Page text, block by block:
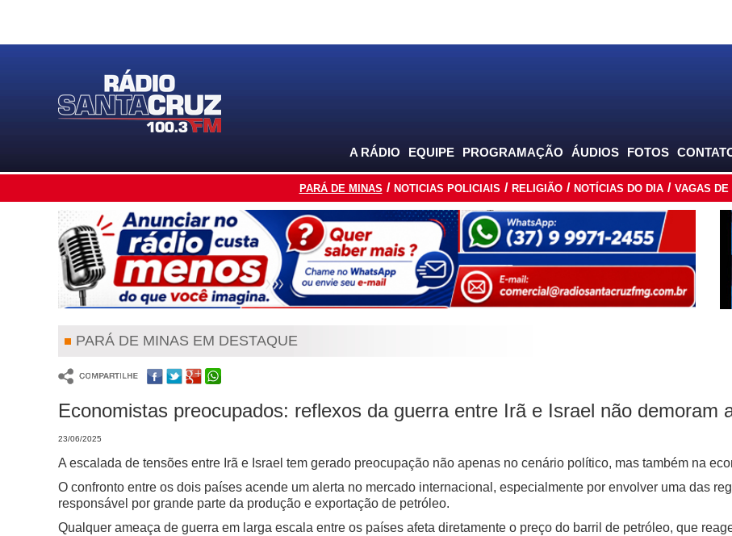
A RÁDIO EQUIPE PROGRAMAÇÃO ÁUDIOS FOTOS
PARÁ DE MINAS NOTICIAS POLICIAIS RELIGIÃO NOTÍCIAS DO DIA VAGAS DE
PARÁ DE MINAS EM DESTAQUE
Economistas preocupados: reflexos da guerra entre Irã e Israel não demoram
23/06/2025
A escalada de tensões entre Irã e Israel tem gerado preocupação não apenas no cenário político, mas também na
O confronto entre os dois países acende um alerta no mercado internacional, especialmente por envolver uma das
responsável por grande parte da produção e exportação de petróleo.
Qualquer ameaça de guerra em larga escala entre os países afeta diretamente o preço do barril de petróleo, que